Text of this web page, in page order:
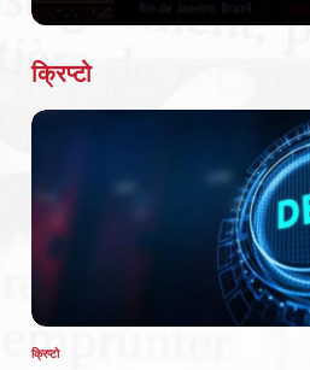
क्रिप्टो
POSTED
क्रिप्टो